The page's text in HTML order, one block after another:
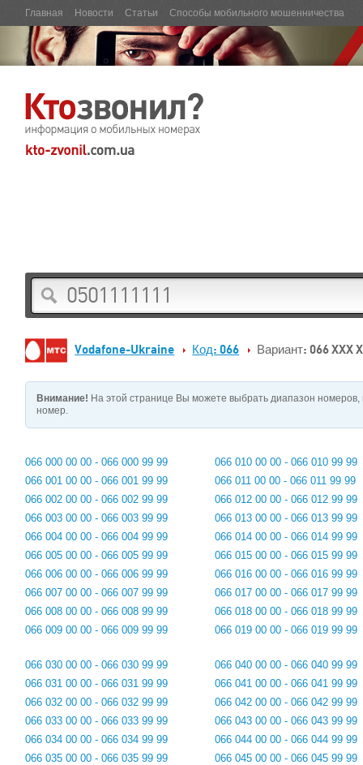
Главная Новости Статьи Способы мобильного мошенничества
Vodafone-Ukraine Код: 066 Вариант: 066 XXX
Внимание! На этой странице Вы можете выбрать диапазон
номер.
066 000 00 00 - 066 000 99 99
066 001 00 00 - 066 001 99 99
066 002 00 00 - 066 002 99 99
066 003 00 00 - 066 003 99 99
066 004 00 00 - 066 004 99 99
066 005 00 00 - 066 005 99 99
066 006 00 00 - 066 006 99 99
066 007 00 00 - 066 007 99 99
066 008 00 00 - 066 008 99 99
066 009 00 00 - 066 009 99 99
066 010 00 00 - 066 010 99 99
066 011 00 00 - 066 011 99 99
066 012 00 00 - 066 012 99 99
066 013 00 00 - 066 013 99 99
066 014 00 00 - 066 014 99 99
066 015 00 00 - 066 015 99 99
066 016 00 00 - 066 016 99 99
066 017 00 00 - 066 017 99 99
066 018 00 00 - 066 018 99 99
066 019 00 00 - 066 019 99 99
066 030 00 00 - 066 030 99 99
066 031 00 00 - 066 031 99 99
066 032 00 00 - 066 032 99 99
066 033 00 00 - 066 033 99 99
066 034 00 00 - 066 034 99 99
066 035 00 00 - 066 035 99 99
066 040 00 00 - 066 040 99 99
066 041 00 00 - 066 041 99 99
066 042 00 00 - 066 042 99 99
066 043 00 00 - 066 043 99 99
066 044 00 00 - 066 044 99 99
066 045 00 00 - 066 045 99 99